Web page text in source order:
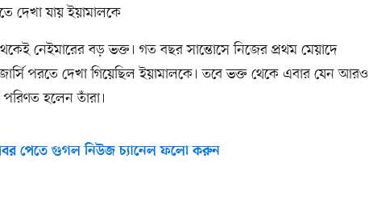
দেখা যায় ইয়ামালকে
নেইমারের বড় ভক্ত। গত বছর সান্তোসে নিজের প্রথম মেয়াদে
পরতে দেখা গিয়েছিল ইয়ামালকে। তবে ভক্ত থেকে এবার যেন আরও
হলেন তাঁরা।
পেতে গুগল নিউজ চ্যানেল ফলো করুন